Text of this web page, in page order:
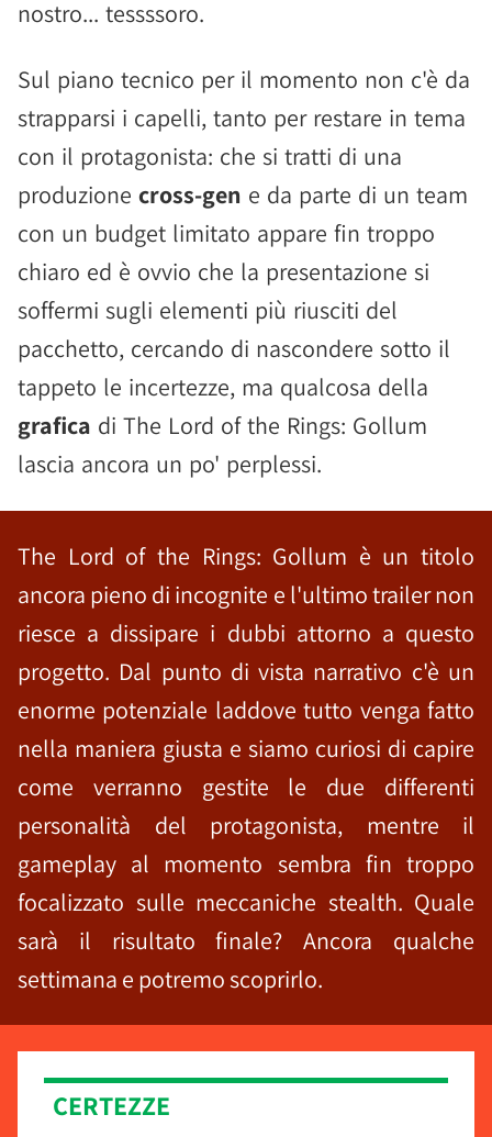
nostro... tessssoro.
Sul piano tecnico per il momento non c'è da
strapparsi i capelli, tanto per restare in tema
con il protagonista: che si tratti di una
produzione cross-gen e da parte di un team
con un budget limitato appare fin troppo
chiaro ed è ovvio che la presentazione si
soffermi sugli elementi più riusciti del
pacchetto, cercando di nascondere sotto il
tappeto le incertezze, ma qualcosa della
grafica di The Lord of the Rings: Gollum
lascia ancora un po' perplessi.
The Lord of the Rings: Gollum è un titolo
ancora pieno di incognite e l'ultimo trailer non
riesce a dissipare i dubbi attorno a questo
progetto. Dal punto di vista narrativo c'è un
enorme potenziale laddove tutto venga fatto
nella maniera giusta e siamo curiosi di capire
come verranno gestite le due differenti
personalità del protagonista, mentre il
gameplay al momento sembra fin troppo
focalizzato sulle meccaniche stealth. Quale
sarà il risultato finale? Ancora qualche
settimana e potremo scoprirlo.
CERTEZZE